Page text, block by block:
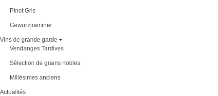
Pinot Gris
Gewurztraminer
Vins de grande garde
Vendanges Tardives
Sélection de grains nobles
Millésimes anciens
Actualités